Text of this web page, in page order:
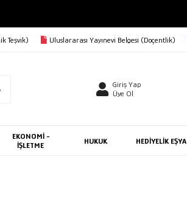
Teşvik) Uluslararası Yayınevi Belgesi (Doçentlik)
Giriş Yap
Üye Ol
EKONOMİ -
İŞLETME
HUKUK HEDİYELİK EŞYA